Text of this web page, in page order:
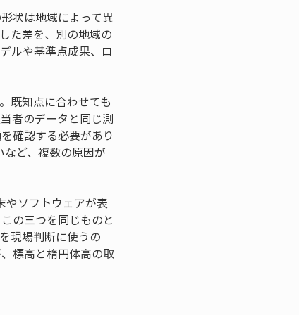
状は地域によって異
た差を、別の地域の
ルや基準点成果、ロ
既知点に合わせても
者のデータと同じ測
確認する必要があり
など、複数の原因が
やソフトウェアが表
の三つを同じものと
現場判断に使うの
標高と楕円体高の取